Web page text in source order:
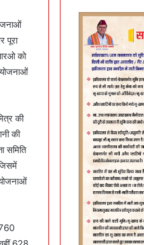
पूरा
को
योजनाओं
की
की
समिति